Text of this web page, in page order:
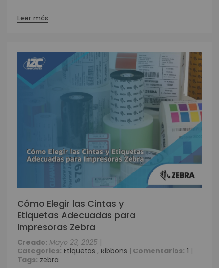
Leer más
Cómo Elegir las Cintas y
Etiquetas Adecuadas para
Impresoras Zebra
Creado: Mayo 23, 2025 |
Categories: Etiquetas , Ribbons | Comentarios: 1 |
Tags: zebra